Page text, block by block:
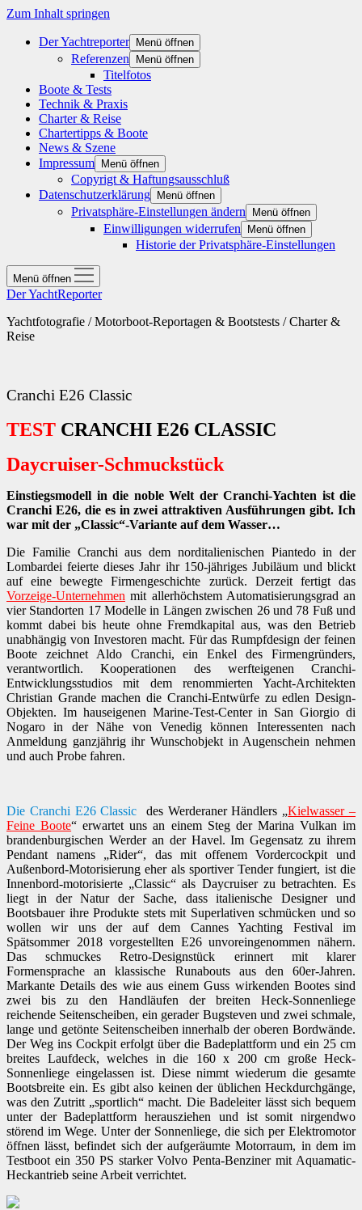
Zum Inhalt springen
Der Yachtreporter Menü öffnen
Referenzen Menü öffnen
Titelfotos
Boote & Tests
Technik & Praxis
Charter & Reise
Chartertipps & Boote
News & Szene
Impressum
Menü öffnen
Copyrigt & Haftungsausschluß
Datenschutzerklärung
Menü öffnen
Privatsphäre-Einstellungen ändern Menü öffnen
Einwilligungen widerrufen Menü öffnen
Historie der Privatsphäre-Einstellungen
Menü öffnen
Der YachtReporter
Yachtfotografie / Motorboot-Reportagen & Bootstests / Charter &
Reise
Cranchi E26 Classic
TEST CRANCHI E26 CLASSIC
Daycruiser-Schmuckstück
Einstiegsmodell in die noble Welt der Cranchi-Yachten ist die
Cranchi E26, die es in zwei attraktiven Ausführungen gibt. Ich
war mit der „Classic“-Variante auf dem Wasser…
Die Familie Cranchi aus dem norditalienischen Piantedo in der
Lombardei feierte dieses Jahr ihr 150-jähriges Jubiläum und blickt
auf eine bewegte Firmengeschichte zurück. Derzeit fertigt das
Vorzeige-Unternehmen mit allerhöchstem Automatisierungsgrad an
vier Standorten 17 Modelle in Längen zwischen 26 und 78 Fuß und
kommt dabei bis heute ohne Fremdkapital aus, was den Betrieb
unabhängig von Investoren macht. Für das Rumpfdesign der feinen
Boote zeichnet Aldo Cranchi, ein Enkel des Firmengründers,
verantwortlich. Kooperationen des werfteigenen Cranchi-
Entwicklungsstudios mit dem renommierten Yacht-Architekten
Christian Grande machen die Cranchi-Entwürfe zu edlen Design-
Objekten. Im hauseigenen Marine-Test-Center in San Giorgio di
Nogaro in der Nähe von Venedig können Interessenten nach
Anmeldung ganzjährig ihr Wunschobjekt in Augenschein nehmen
und auch Probe fahren.
Die Cranchi E26 Classic des Werderaner Händlers „Kielwasser –
Feine Boote“ erwartet uns an einem Steg der Marina Vulkan im
brandenburgischen Werder an der Havel. Im Gegensatz zu ihrem
Pendant namens „Rider“, das mit offenem Vordercockpit und
Außenbord-Motorisierung eher als sportiver Tender fungiert, ist die
Innenbord-motorisierte „Classic“ als Daycruiser zu betrachten. Es
liegt in der Natur der Sache, dass italienische Designer und
Bootsbauer ihre Produkte stets mit Superlativen schmücken und so
wollen wir uns der auf dem Cannes Yachting Festival im
Spätsommer 2018 vorgestellten E26 unvoreingenommen nähern.
Das schmuckes Retro-Designstück erinnert mit klarer
Formensprache an klassische Runabouts aus den 60er-Jahren.
Markante Details des wie aus einem Guss wirkenden Bootes sind
zwei bis zu den Handläufen der breiten Heck-Sonnenliege
reichende Seitenscheiben, ein gerader Bugsteven und zwei schmale,
lange und getönte Seitenscheiben innerhalb der oberen Bordwände.
Der Weg ins Cockpit erfolgt über die Badeplattform und ein 25 cm
breites Laufdeck, welches in die 160 x 200 cm große Heck-
Sonnenliege eingelassen ist. Diese nimmt wiederum die gesamte
Bootsbreite ein. Es gibt also keinen der üblichen Heckdurchgänge,
was den Zutritt „sportlich“ macht. Die Badeleiter lässt sich bequem
unter der Badeplattform herausziehen und ist somit nirgendwo
störend im Wege. Unter der Sonnenliege, die sich per Elektromotor
öffnen lässt, befindet sich der aufgeräumte Motorraum, in dem im
Testboot ein 350 PS starker Volvo Penta-Benziner mit Aquamatic-
Heckantrieb seine Arbeit verrichtet.